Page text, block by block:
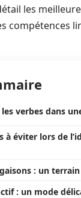
les
compétences
verbes dans
à éviter lors de
: un
: un mode